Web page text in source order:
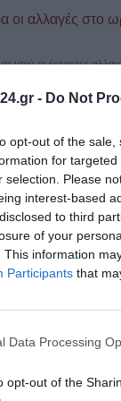
- Do Not
opt-out of the
for
selection. Please
interest-based
to third
of your
This information
Participants that
Data Processing
opt-out of the
αλλαγές στο
ισχύ οι έκτακτες
του
τη μεγάλη
–Μεγάλη
φωτογραφικό
μεταφέρθηκε